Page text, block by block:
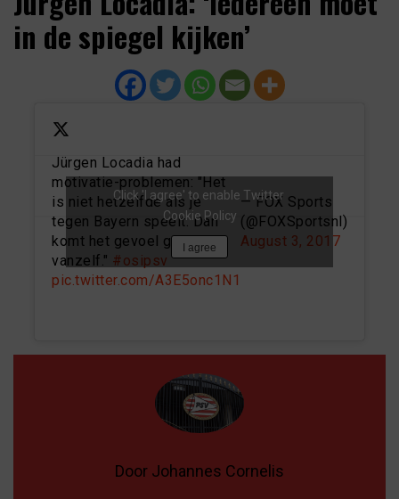
in de spiegel kijken’
Jürgen Locadia had
motivatie-problemen: "Het
is niet hetzelfde als je
tegen Bayern speelt. Dan
komt het gevoel gewoon
vanzelf." #osipsv
pic.twitter.com/A3E5onc1N1
— FOX Sports
(@FOXSportsnl)
August 3, 2017
Click 'I agree' to enable Twitter
Cookie Policy
I agree
Door Johannes Cornelis